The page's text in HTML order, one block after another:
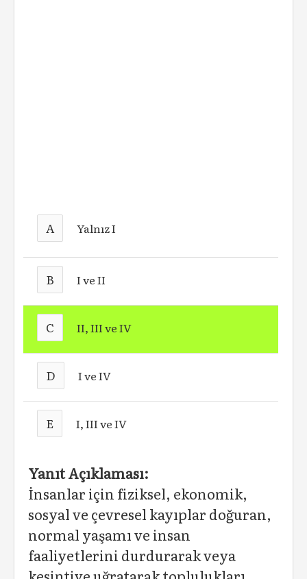
A Yalnız I
B I ve II
C II, III ve IV
D I ve IV
E I, III ve IV
Yanıt Açıklaması:
İnsanlar için fiziksel, ekonomik,
sosyal ve çevresel kayıplar doğuran,
normal yaşamı ve insan
faaliyetlerini durdurarak veya